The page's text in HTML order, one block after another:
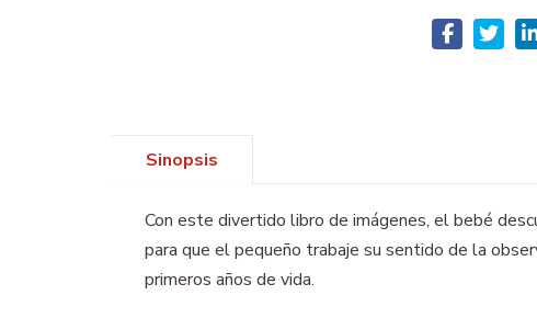
Sinopsis
Con este divertido libro de imágenes, el bebé
para que el pequeño trabaje su sentido de la
primeros años de vida.